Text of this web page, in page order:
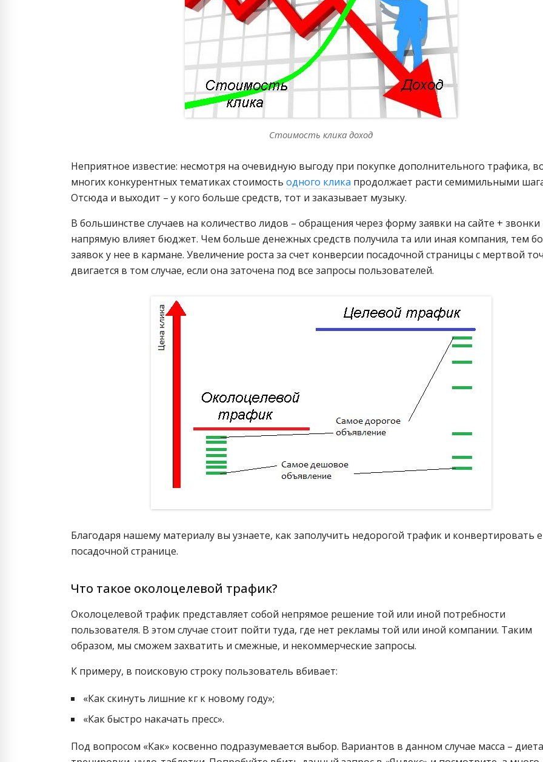
Стоимость клика доход
Неприятное известие: несмотря на очевидную выгоду при покупке дополнительного трафика,
многих конкурентных тематиках стоимость одного клика продолжает расти семимильными
Отсюда и выходит – у кого больше средств, тот и заказывает музыку.
В большинстве случаев на количество лидов – обращения через форму заявки на сайте + звонки
напрямую влияет бюджет. Чем больше денежных средств получила та или иная компания, тем
заявок у нее в кармане. Увеличение роста за счет конверсии посадочной страницы с мертвой
двигается в том случае, если она заточена под все запросы пользователей.
Благодаря нашему материалу вы узнаете, как заполучить недорогой трафик и конвертировать
посадочной странице.
Что такое околоцелевой трафик?
Околоцелевой трафик представляет собой непрямое решение той или иной потребности
пользователя. В этом случае стоит пойти туда, где нет рекламы той или иной компании. Таким
образом, мы сможем захватить и смежные, и некоммерческие запросы.
К примеру, в поисковую строку пользователь вбивает:
«Как скинуть лишние кг к новому году»;
«Как быстро накачать пресс».
Под вопросом «Как» косвенно подразумевается выбор. Вариантов в данном случае масса –